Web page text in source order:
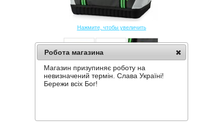
Нажмите, чтобы увеличить
ТЕРМО-СУМКА "КЕМПИНГ" STREET BAG
Робота магазина
Магазин призупиняє роботу на
невизначений термін. Слава Україні!
Бережи всіх Бог!